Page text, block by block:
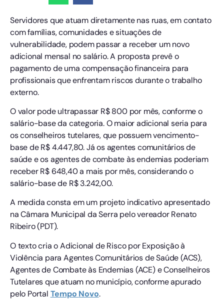
Servidores que atuam diretamente nas ruas, em contato
com famílias, comunidades e situações de
vulnerabilidade, podem passar a receber um novo
adicional mensal no salário. A proposta prevê o
pagamento de uma compensação financeira para
profissionais que enfrentam riscos durante o trabalho
externo.
O valor pode ultrapassar R$ 800 por mês, conforme o
salário-base da categoria. O maior adicional seria para
os conselheiros tutelares, que possuem vencimento-
base de R$ 4.447,80. Já os agentes comunitários de
saúde e os agentes de combate às endemias poderiam
receber R$ 648,40 a mais por mês, considerando o
salário-base de R$ 3.242,00.
A medida consta em um projeto indicativo apresentado
na Câmara Municipal da Serra pelo vereador Renato
Ribeiro (PDT).
O texto cria o Adicional de Risco por Exposição à
Violência para Agentes Comunitários de Saúde (ACS),
Agentes de Combate às Endemias (ACE) e Conselheiros
Tutelares que atuam no município, conforme apurado
pelo Portal Tempo Novo.